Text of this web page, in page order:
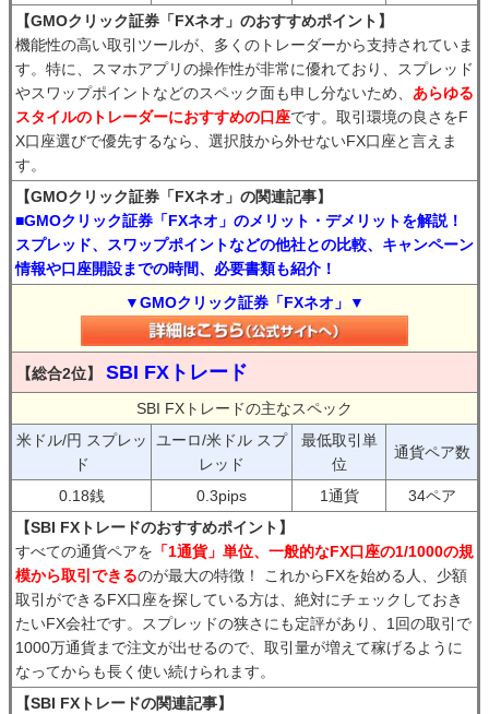
【GMOクリック証券「FXネオ」のおすすめポイント】
機能性の高い取引ツールが、多くのトレーダーから支持されていま
す。特に、スマホアプリの操作性が非常に優れており、スプレッド
やスワップポイントなどのスペック面も申し分ないため、 あらゆる
スタイルのトレーダーにおすすめの口座です。取引環境の良さをF
X口座選びで優先するなら、選択肢から外せないFX口座と言えま
す。
【GMOクリック証券「FXネオ」の関連記事】
■GMOクリック証券「FXネオ」のメリット・デメリットを解説！
スプレッド、スワップポイントなどの他社との比較、キャンペーン
情報や口座開設までの時間、必要書類も紹介！
▼GMOクリック証券「FXネオ」▼
【総合2位】 SBI FXトレード
SBI FXトレードの主なスペック
米ドル/円 スプレッ
ド
ユーロ/米ドル スプ
レッド
最低取引単
位
通貨ペア数
0.18銭 0.3pips 1通貨
34ペア
【SBI FXトレードのおすすめポイント】
すべての通貨ペアを 「1通貨」単位、一般的なFX口座の1/1000の規
模から取引できるのが最大の特徴！ これからFXを始める人、少額
取引ができるFX口座を探している方は、絶対にチェックしておき
たいFX会社です。スプレッドの狭さにも定評があり、1回の取引で
1000万通貨まで注文が出せるので、取引量が増えて稼げるように
なってからも長く使い続けられます。
【SBI FXトレードの関連記事】